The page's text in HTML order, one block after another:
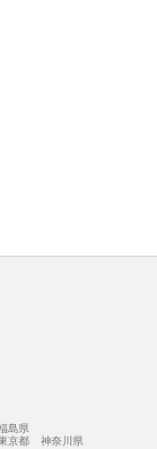
島県
京都
神奈川県